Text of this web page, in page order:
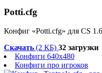
Potti.cfg
Конфиг «Potti.cfg» для CS 1.6
Скачать (2 КБ) 32 загрузки
Конфиги 640x480
Конфиги про игроков